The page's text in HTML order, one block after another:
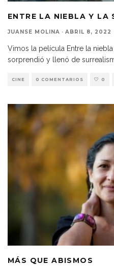
ENTRE LA NIEBLA Y LA
JUANSE MOLINA · ABRIL 8, 2022
Vimos la película Entre la
sorprendió y llenó de
CINE 0 COMENTARIOS 0
MÁS QUE ABISMOS